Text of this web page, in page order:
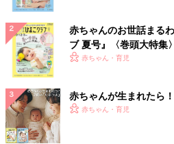
発達障害の子どもの支援をしている
経験で、今の仕事に影響しているこ
「小学生のとき転校をしたことがあ
のはやや荒れた地域でしたが、その
学校生活も楽しく送っていました。
わゆる“ハイソな人々”が住む地域。
前の学校と同じようにふるまったら
無視されました。自分は何も変わっ
赤ちゃんのお世話まる
ブ 夏号』〈巻頭大特集
く！ おっぱい・ミルク
赤ちゃん・育児
赤ちゃんが生まれたら
赤ちゃん・育児